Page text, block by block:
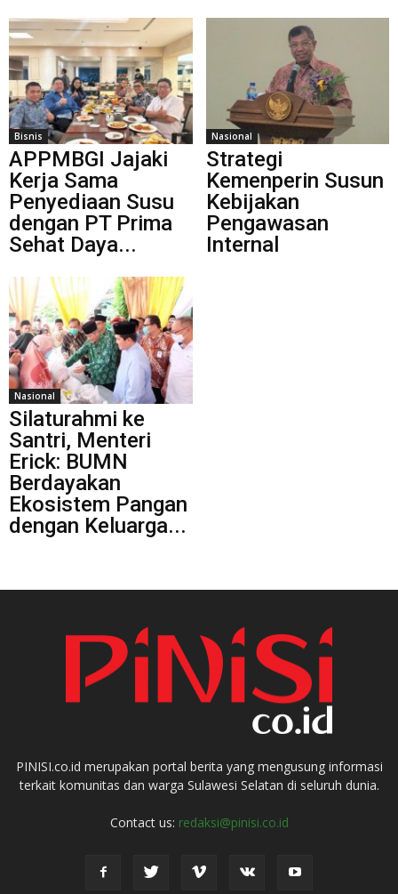
Bisnis
APPMBGI Jajaki
Kerja Sama
Penyediaan Susu
dengan PT Prima
Sehat Daya...
Nasional
Strategi
Kemenperin Susun
Kebijakan
Pengawasan
Internal
Nasional
Silaturahmi ke
Santri, Menteri
Erick: BUMN
Berdayakan
Ekosistem Pangan
dengan Keluarga...
PINISI.co.id merupakan portal berita yang mengusung informasi
terkait komunitas dan warga Sulawesi Selatan di seluruh dunia.
Contact us: redaksi@pinisi.co.id